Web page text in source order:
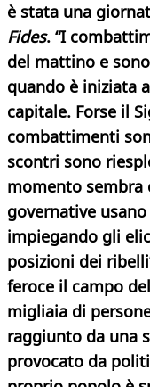
è stata una
Fides. “I
del mattino e
quando è iniziata
capitale. Forse il
combattimenti
scontri sono
momento sembra
governative
impiegando gli
posizioni dei
feroce il campo
migliaia di
raggiunto da una
provocato da